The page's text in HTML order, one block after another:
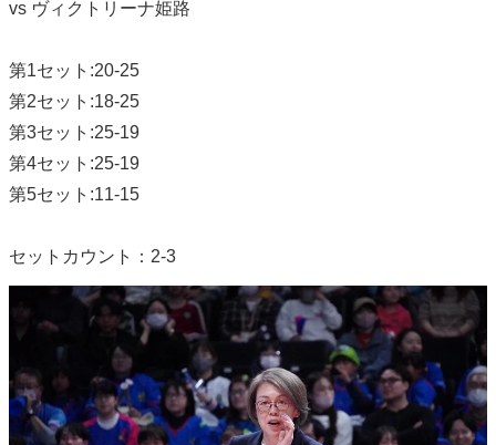
vs ヴィクトリーナ姫路
第1セット:20-25
第2セット:18-25
第3セット:25-19
第4セット:25-19
第5セット:11-15
セットカウント：2-3